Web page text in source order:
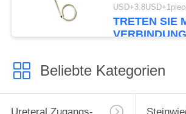
TRETEN SIE
Beliebte Kategorien